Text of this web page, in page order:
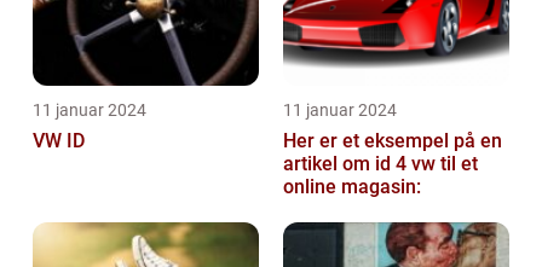
11 januar 2024
VW ID
11 januar 2024
Her er et eksempel på en
artikel om id 4 vw til et
online magasin: